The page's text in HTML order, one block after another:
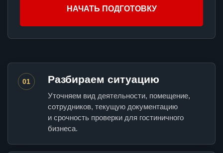
НАЧАТЬ ПОДГОТОВКУ
01 Разбираем ситуацию
Уточняем вид деятельности, помещение,
сотрудников, текущую документацию
и срочность проверки для гостиничного
бизнеса.